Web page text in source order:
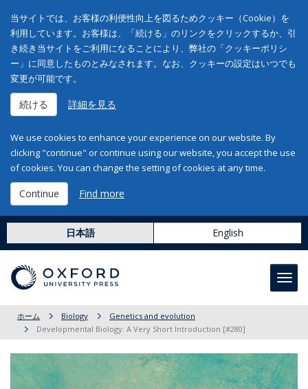
当サイトでは、お客様の利便性向上を図るためクッキー（Cookie）を
利用しています。お客様は、「続ける」のリンクをクリックするか、引
き続き当サイトをご利用になることにより、弊社の「クッキーポリシ
ー」に同意したものとみなされます。なお、クッキーの設定はいつでも
変更が可能です。
続ける 詳細を見る
We use cookies to enhance your experience on our website. By
clicking "continue" or continue using our website, you accept the use
of cookies. You can change the setting of cookies at any time.
Continue Find more
日本語 English
ホーム Biology
Genetics and evolution
Developmental Biology: A Very Short Introduction [#280]